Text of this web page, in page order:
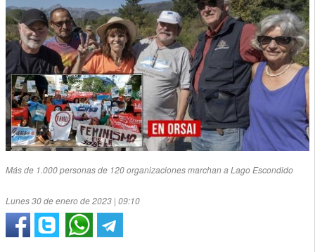
Más de 1.000 personas de 120 organizaciones marchan a Lago Escondido
Lunes 30 de enero de 2023 | 09:10